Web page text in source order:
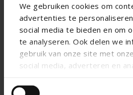
We gebruiken cookies om
advertenties te
social media te bieden en om
te analyseren. Ook delen we
gebruik van onze site met
social media, adverteren en
andere informatie die u aan
Technical specifications